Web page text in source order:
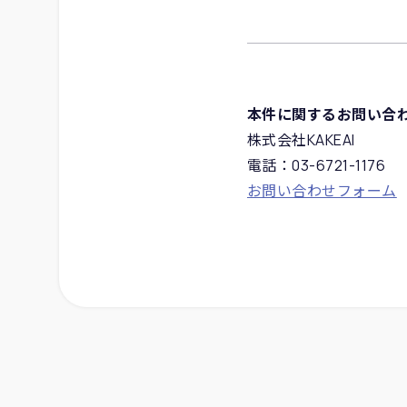
本件に関するお問い合
株式会社KAKEAI
電話：03-6721-1176
お問い合わせフォーム